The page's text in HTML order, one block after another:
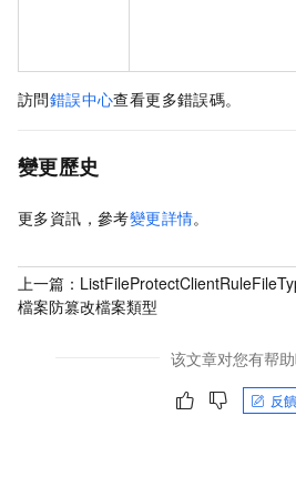
訪問錯誤中心查看更多錯誤碼。
變更歷史
更多資訊，參考變更詳情。
上一篇：
檔案防篡改檔案類型
该文章对您有帮助
反饋